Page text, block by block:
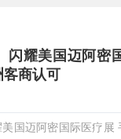
闪耀美国迈阿密
客商认可
美国迈阿密国际医疗展